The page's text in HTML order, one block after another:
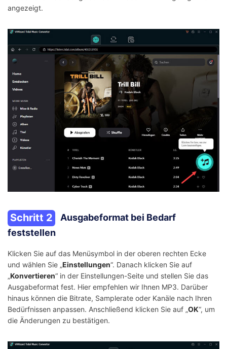
angezeigt.
Schritt 2
Ausgabeformat bei Bedarf
feststellen
Klicken Sie auf das Menüsymbol in der oberen rechten Ecke
und wählen Sie „Einstellungen“. Danach klicken Sie auf
„Konvertieren“ in der Einstellungen-Seite und stellen Sie das
Ausgabeformat fest. Hier empfehlen wir Ihnen MP3. Darüber
hinaus können die Bitrate, Samplerate oder Kanäle nach Ihren
Bedürfnissen anpassen. Anschließend klicken Sie auf „OK“, um
die Änderungen zu bestätigen.